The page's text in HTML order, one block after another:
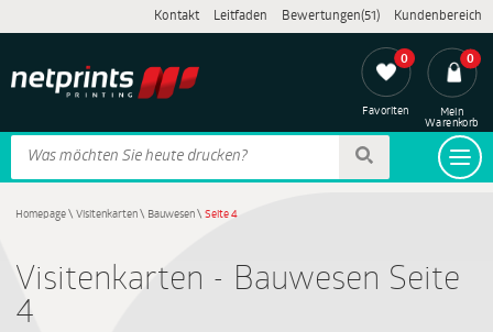
Kontakt Leitfaden Bewertungen(51) Kundenbereich
0
Favoriten
0
Mein
Warenkorb
Homepage\ Visitenkarten\ Bauwesen\ Seite 4
Visitenkarten - Bauwesen Seite
4